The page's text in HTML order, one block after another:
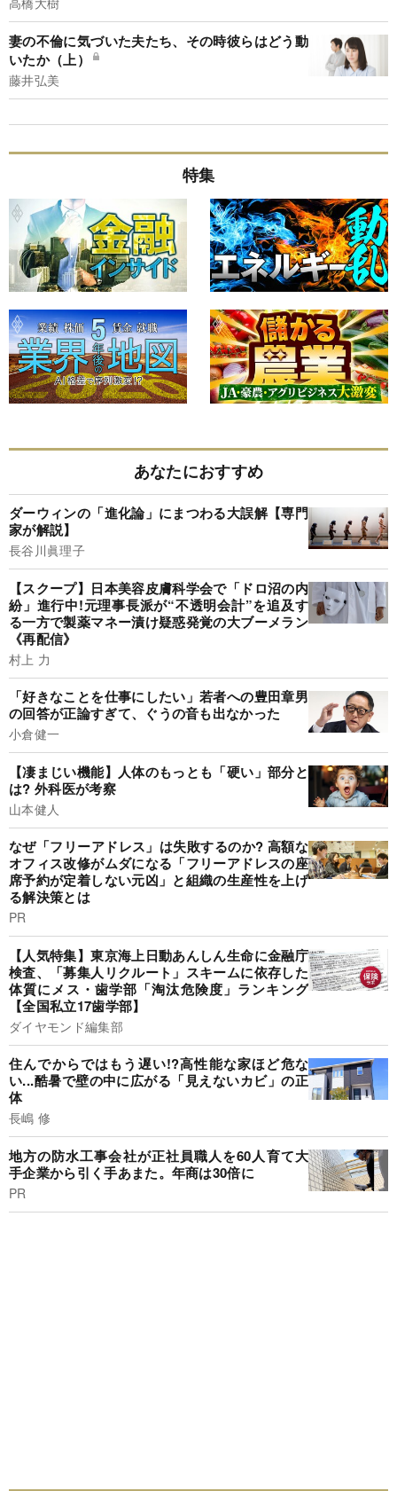
妻の不倫に気づいた夫たち、その時彼らはどう動
いたか（上）
藤井弘美
特集
あなたにおすすめ
ダーウィンの「進化論」にまつわる大誤解【専門
家が解説】
長谷川眞理子
【スクープ】日本美容皮膚科学会で「ドロ沼の内
紛」進行中!元理事長派が“不透明会計”を追及す
る一方で製薬マネー漬け疑惑発覚の大ブーメラン
《再配信》
村上 力
「好きなことを仕事にしたい」若者への豊田章男
の回答が正論すぎて、ぐうの音も出なかった
小倉健一
【凄まじい機能】人体のもっとも「硬い」部分と
は? 外科医が考察
山本健人
なぜ「フリーアドレス」は失敗するのか? 高額な
オフィス改修がムダになる「フリーアドレスの座
席予約が定着しない元凶」と組織の生産性を上げ
る解決策とは
PR
【人気特集】東京海上日動あんしん生命に金融庁
検査、「募集人リクルート」スキームに依存した
体質にメス・歯学部「淘汰危険度」ランキング
【全国私立17歯学部】
ダイヤモンド編集部
住んでからではもう遅い!?高性能な家ほど危な
い...酷暑で壁の中に広がる「見えないカビ」の正
体
長嶋 修
地方の防水工事会社が正社員職人を60人育て大
手企業から引く手あまた。年商は30倍に
PR